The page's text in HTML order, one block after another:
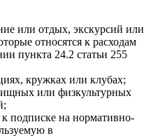
или отдых, экскурсий или
относятся к расходам
пункта 24.2 статьи 255
кружках или клубах;
или физкультурных
подписке на нормативно-
в